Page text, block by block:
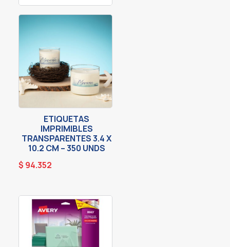
ETIQUETAS
IMPRIMIBLES
TRANSPARENTES 3.4 X
10.2 CM – 350 UNDS
$ 94.352